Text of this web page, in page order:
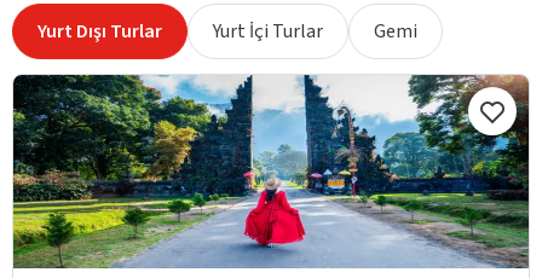
Yurt Dışı Turlar Yurt İçi Turlar Gemi